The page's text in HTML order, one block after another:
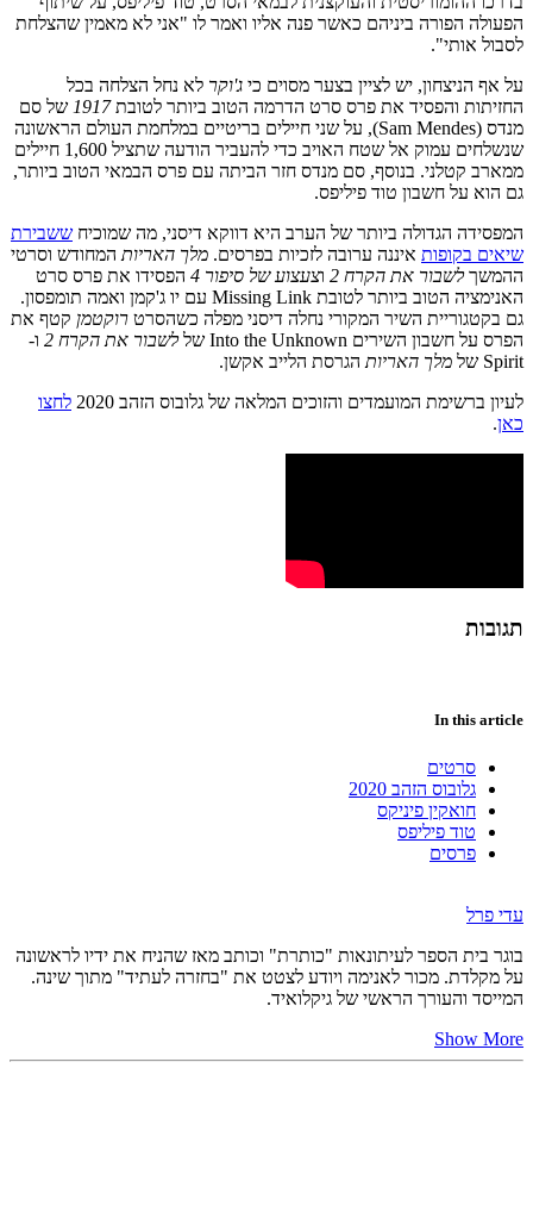
הפעולה הפורה ביניהם כאשר פנה אליו ואמר לו "אני לא מאמין שהצלחת
לסבול אותי".
על אף הניצחון, יש לציין בצער מסוים כי ג'וקר לא נחל הצלחה בכל
החזיתות והפסיד את פרס סרט הדרמה הטוב ביותר לטובת1917 של סם
מנדס (Sam Mendes), על שני חיילים בריטיים במלחמת העולם הראשונה
שנשלחים עמוק אל שטח האויב כדי להעביר הודעה שתציל 1,600 חיילים
ממארב קטלני. בנוסף, סם מנדס חזר הביתה עם פרס הבמאי הטוב ביותר,
גם הוא על חשבון טוד פיליפס.
המפסידה הגדולה ביותר של הערב היא דווקא דיסני, מה שמוכיח ששבירת
שיאים בקופות איננה ערובה לזכיות בפרסים. מלך האריות המחודש וסרטי
ההמשךלשבור את הקרח 2 וצעצוע של סיפור 4
הפסידו את פרס סרט
האנימציה הטוב ביותר לטובת Missing Link עם יו ג'קמן ואמה תומפסון.
גם בקטגוריית השיר המקורי נחלה דיסני מפלה כשהסרט רוקטמן קטף את
הפרס על חשבון השירים Into the Unknown של
לשבור את הקרח 2
ו-
Spirit של
מלך האריות הגרסת הלייב אקשן.
לעיון ברשימת המועמדים והזוכים המלאה של גלובוס הזהב 2020
לחצו
כאן.
תגובות
In this article
סרטים
גלובוס הזהב 2020
חואקין פיניקס
טוד פיליפס
פרסים
עדי פרל
בוגר בית הספר לעיתונאות "כותרת" וכותב מאז שהניח את ידיו לראשונה
על מקלדת. מכור לאנימה ויודע לצטט את "בחזרה לעתיד" מתוך שינה.
המייסד והעורך הראשי של גיקלואיד.
Show More